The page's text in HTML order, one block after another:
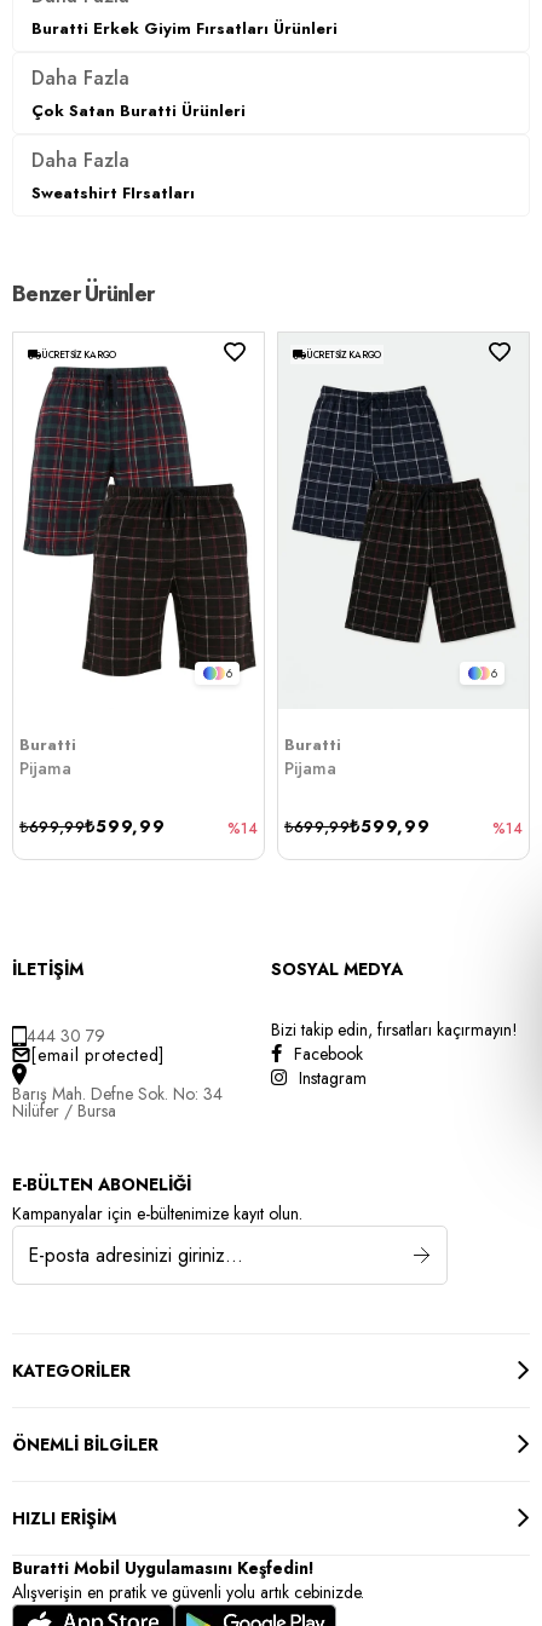
3DK1609610013W4.389
Buratti Erkek Giyim Fırsatları Ürünleri
Daha Fazla
Çok Satan Buratti Ürünleri
Daha Fazla
Sweatshirt FIrsatları
Benzer Ürünler
6
ÜCRETSIZ KARGO
Buratti
Pijama
₺599,99
₺699,99 %14
6
ÜCRETSIZ KARGO
Buratti
Pijama
₺599,99
₺699,99 %14
İLETİŞİM
444 30 79
[email protected]
Barış Mah. Defne Sok. No: 34
Nilüfer / Bursa
SOSYAL MEDYA
Bizi takip edin, fırsatları kaçırmayın!
Facebook
Instagram
E-BÜLTEN ABONELİĞİ
Kampanyalar için e-bültenimize kayıt olun.
KATEGORİLER
ÖNEMLİ BİLGİLER
HIZLI ERİŞİM
Buratti Mobil Uygulamasını Keşfedin!
Alışverişin en pratik ve güvenli yolu artık cebinizde.